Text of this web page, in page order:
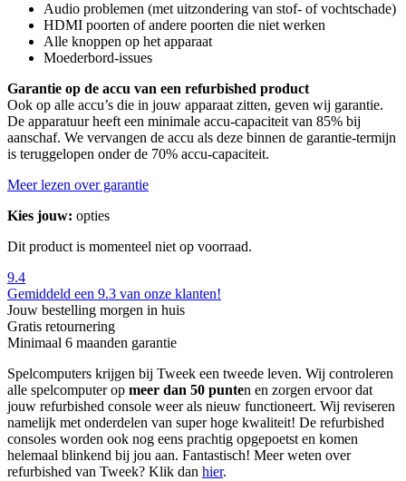
Audio problemen (met uitzondering van stof- of vochtschade)
HDMI poorten of andere poorten die niet werken
Alle knoppen op het apparaat
Moederbord-issues
Garantie op de accu van een refurbished product
Ook op alle accu’s die in jouw apparaat zitten, geven wij garantie.
De apparatuur heeft een minimale accu-capaciteit van 85% bij
aanschaf. We vervangen de accu als deze binnen de garantie-termijn
is teruggelopen onder de 70% accu-capaciteit.
Meer lezen over garantie
Kies jouw: opties
Dit product is momenteel niet op voorraad.
9.4
Gemiddeld een 9.3 van onze klanten!
Jouw bestelling morgen in huis
Gratis retournering
Minimaal 6 maanden garantie
Spelcomputers krijgen bij Tweek een tweede leven. Wij controleren
alle spelcomputer op meer dan 50 punten en zorgen ervoor dat
jouw refurbished console weer als nieuw functioneert. Wij reviseren
namelijk met onderdelen van super hoge kwaliteit! De refurbished
consoles worden ook nog eens prachtig opgepoetst en komen
helemaal blinkend bij jou aan. Fantastisch! Meer weten over
refurbished van Tweek? Klik dan hier.